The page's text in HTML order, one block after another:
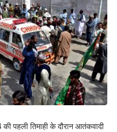
पहली तिमाही के दौरान आतंकवादी